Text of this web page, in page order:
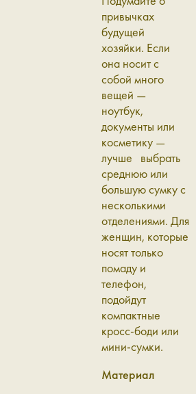
привычках
будущей
хозяйки. Если
она носит с
собой много
вещей —
ноутбук,
документы или
косметику —
лучше выбрать
среднюю или
большую сумку с
несколькими
отделениями. Для
женщин, которые
носят только
помаду и
телефон,
подойдут
компактные
кросс-боди или
мини-сумки.
Материал